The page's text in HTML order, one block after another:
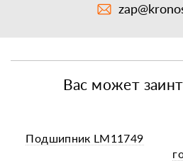
Вас может
Подшипник LM11749